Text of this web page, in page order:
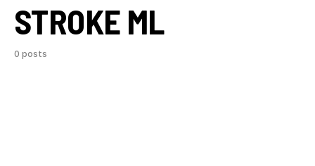
STROKE ML
0 posts